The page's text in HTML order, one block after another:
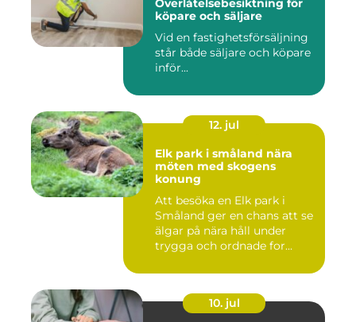
Överlåtelsebesiktning för
köpare och säljare
Vid en fastighetsförsäljning
står både säljare och köpare
inför...
12. jul
Elk park i småland nära
möten med skogens
konung
Att besöka en Elk park i
Småland ger en chans att se
älgar på nära håll under
trygga och ordnade for...
10. jul